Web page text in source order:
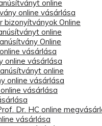
online
online vásárlása
bizonyítványok Online
online
Online
vásárlása
online vásárlása
online
online vásárlása
vásárlása
Dr. HC online
vásárlása